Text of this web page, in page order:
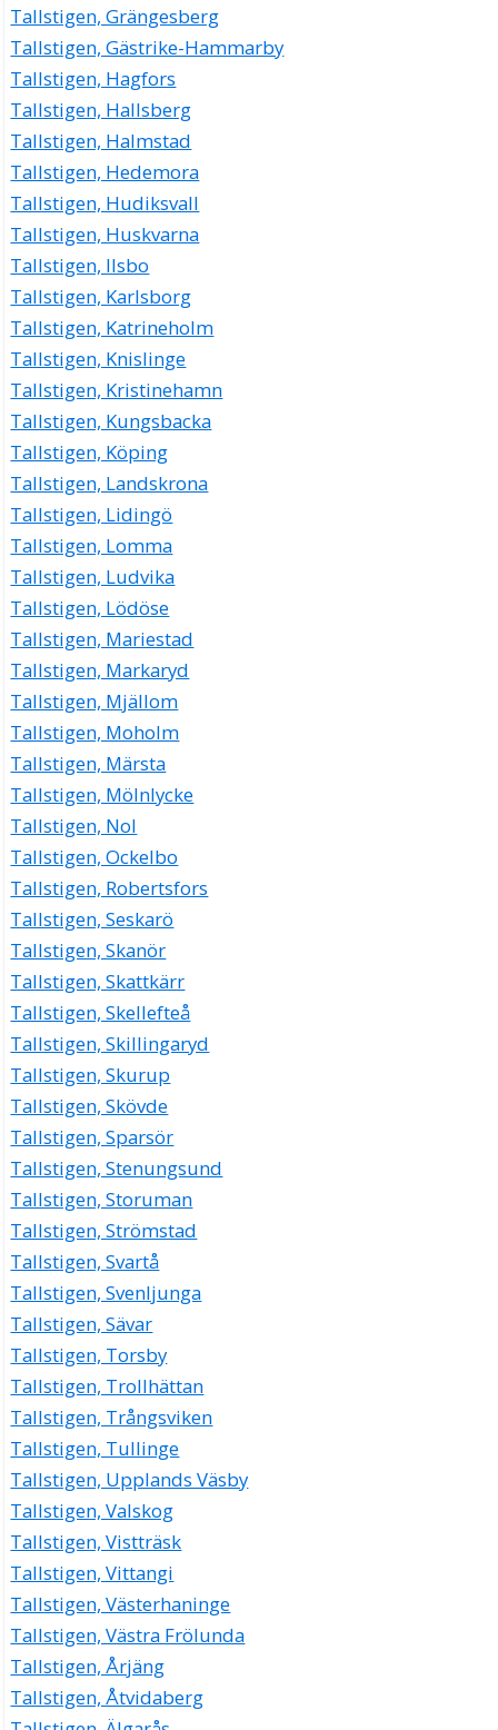
Tallstigen, Grängesberg
Tallstigen, Gästrike-Hammarby
Tallstigen, Hagfors
Tallstigen, Hallsberg
Tallstigen, Halmstad
Tallstigen, Hedemora
Tallstigen, Hudiksvall
Tallstigen, Huskvarna
Tallstigen, Ilsbo
Tallstigen, Karlsborg
Tallstigen, Katrineholm
Tallstigen, Knislinge
Tallstigen, Kristinehamn
Tallstigen, Kungsbacka
Tallstigen, Köping
Tallstigen, Landskrona
Tallstigen, Lidingö
Tallstigen, Lomma
Tallstigen, Ludvika
Tallstigen, Lödöse
Tallstigen, Mariestad
Tallstigen, Markaryd
Tallstigen, Mjällom
Tallstigen, Moholm
Tallstigen, Märsta
Tallstigen, Mölnlycke
Tallstigen, Nol
Tallstigen, Ockelbo
Tallstigen, Robertsfors
Tallstigen, Seskarö
Tallstigen, Skanör
Tallstigen, Skattkärr
Tallstigen, Skellefteå
Tallstigen, Skillingaryd
Tallstigen, Skurup
Tallstigen, Skövde
Tallstigen, Sparsör
Tallstigen, Stenungsund
Tallstigen, Storuman
Tallstigen, Strömstad
Tallstigen, Svartå
Tallstigen, Svenljunga
Tallstigen, Sävar
Tallstigen, Torsby
Tallstigen, Trollhättan
Tallstigen, Trångsviken
Tallstigen, Tullinge
Tallstigen, Upplands Väsby
Tallstigen, Valskog
Tallstigen, Vistträsk
Tallstigen, Vittangi
Tallstigen, Västerhaninge
Tallstigen, Västra Frölunda
Tallstigen, Årjäng
Tallstigen, Åtvidaberg